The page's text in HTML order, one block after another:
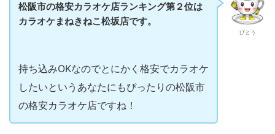
びとう
松阪市の格安カラオケ店ランキング第２位は
カラオケまねきねこ松坂店です。
持ち込みOKなのでとにかく格安でカラオケ
したいというあなたにもぴったりの松阪市
の格安カラオケ店ですね！